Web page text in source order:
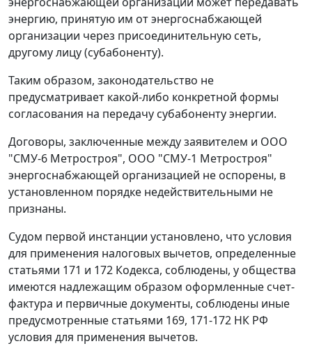
энергию, принятую им от энергоснабжающей
организации через присоединительную сеть,
другому лицу (субабоненту).
Таким образом, законодательство не
предусматривает какой-либо конкретной формы
согласования на передачу субабоненту энергии.
Договоры, заключенные между заявителем и ООО
"СМУ-6 Метростроя", ООО "СМУ-1 Метростроя"
энергоснабжающей организацией не оспорены, в
установленном порядке недействительными не
признаны.
Судом первой инстанции установлено, что условия
для применения налоговых вычетов, определенные
статьями 171 и 172 Кодекса, соблюдены, у общества
имеются надлежащим образом оформленные счет-
фактура и первичные документы, соблюдены иные
предусмотренные статьями 169, 171-172 НК РФ
условия для применения вычетов.